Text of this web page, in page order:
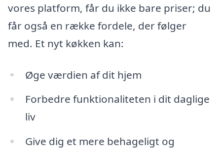
vores platform, får du ikke bare priser; du
får også en række fordele, der følger
med. Et nyt køkken kan:
Øge værdien af dit hjem
Forbedre funktionaliteten i dit daglige
liv
Give dig et mere behageligt og